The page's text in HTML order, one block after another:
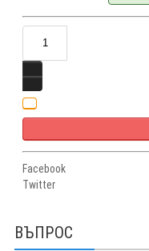
Facebook
Twitter
ВЪПРОС